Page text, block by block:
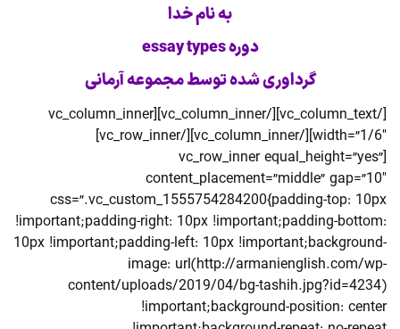
به نام خدا
دوره essay types
گرداوری شده توسط مجموعه آرمانی
[/vc_column_text][/vc_column_inner][vc_column_inner
width=”1/6″][/vc_column_inner][/vc_row_inner]
[vc_row_inner equal_height=”yes”
content_placement=”middle” gap=”10″
css=”.vc_custom_1555754284200{padding-top: 10px
!important;padding-right: 10px !important;padding-bottom:
10px !important;padding-left: 10px !important;background-
image: url(http://armanienglish.com/wp-
content/uploads/2019/04/bg-tashih.jpg?id=4234)
!important;background-position: center